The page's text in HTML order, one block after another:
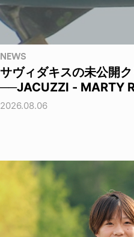
NEWS
サヴィダキスの未公開
──JACUZZI - MARTY
2026.08.06